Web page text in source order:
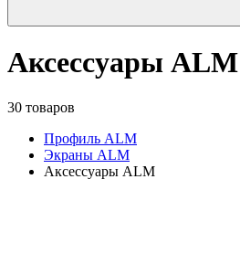
Аксессуары ALM
30 товаров
Профиль ALM
Экраны ALM
Аксессуары ALM